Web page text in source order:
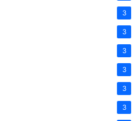
3
3
3
3
3
3